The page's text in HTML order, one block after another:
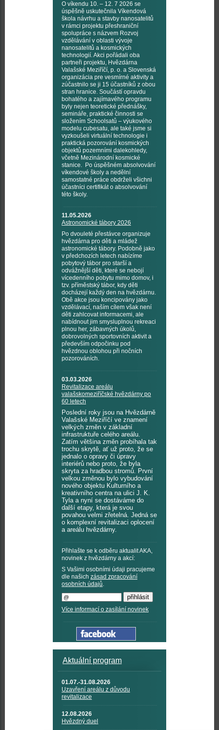
O víkendu 10. – 12. 7 2026 se
úspěšně uskutečnila Víkendová
škola návrhu a stavby nanosatelitů
v rámci projektu přeshraniční
spolupráce s názvem Rozvoj
vzdělávání v oblasti vývoje
nanosatelitů a kosmických
technologií. Akci pořádali oba
partneři projektu, Hvězdárna
Valašské Meziříčí, p. o. a Slovenská
organizácia pre vesmírné aktivity a
zúčastnilo se ji 15 účastníků z obou
stran hranice. Součástí opravdu
bohatého a zajímavého programu
byly nejen teoretické přednášky,
semináře, praktické činnosti se
složením Schoolsatů – výukového
modelu cubesatu, ale také jsme si
vyzkoušeli virtuální technologie i
praktická pozorování kosmických
objektů pozemními dalekohledy,
včetně Mezinárodní kosmické
stanice. Po úspěšném absolvování
víkendové školy a nedělní
samostatné práce obdrželi všichni
účastníci certifikát o absolvování
této školy.
11.05.2026
Astronomické tábory 2026
Po dvouleté přestávce organizuje
hvězdárna pro děti a mládež
astronomické tábory. Podobně jako
v předchozích letech nabízíme
pobytový tábor pro starší a
odvážnější děti, které se nebojí
vícedenního pobytu mimo domov, i
tzv. příměstský tábor, kdy děti
docházejí každý den na hvězdárnu.
Obě akce jsou koncipovány jako
vzdělávací, naším cílem však není
děti zahlcovat informacemi, ale
nabídnout jim smysluplnou rekreaci
plnou her, zábavných úkolů,
dobrovolných sportovních aktivit a
především odpočinku pod
hvězdnou oblohou při nočních
pozorováních.
03.03.2026
Revitalizace areálu
valašskomeziříčské hvězdárny po
60 letech
Poslední roky jsou na Hvězdárně
Valašské Meziříčí ve znamení
velkých změn v základní
infrastruktuře celého areálu.
Zatím většina změn probíhala tak
trochu skrytě, ať už proto, že se
jednalo o opravy či úpravy
interiérů nebo proto, že byla
skryta za hradbou stromů. První
velkou změnou bylo vybudování
nového objektu Kulturního a
kreativního centra na ulici J. K.
Tyla a nyní se dostáváme do
další etapy, která je svou
povahou velmi zřetelná. Jedná se
o komplexní revitalizaci oplocení
a areálu hvězdárny.
Přihlašte se k odběru aktualit AKA,
novinek z hvězdárny a akcí:
S Vašimi osobními údaji pracujeme
dle našich zásad zpracování
osobních údajů.
Více informací o zasílání novinek
Aktuální program
01.07.-31.08.2026
Uzavření areálu z důvodu
revitalizace
12.08.2026
Hvězdný duel